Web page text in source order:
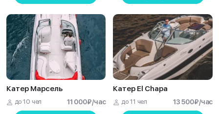
Катер Марсель
до 10 чел 11 000₽/час
Катер El Chapa
до 11 чел 13 500₽/час